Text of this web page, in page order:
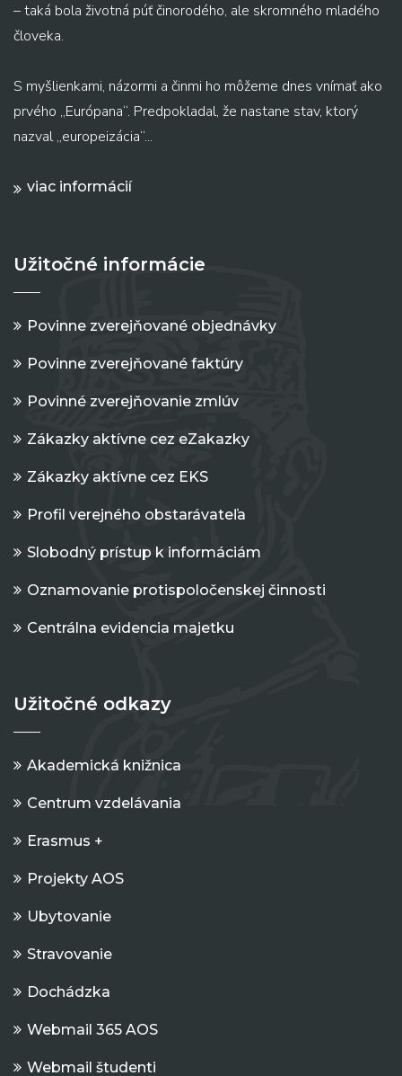
– taká bola životná púť činorodého, ale skromného mladého
človeka.
S myšlienkami, názormi a činmi ho môžeme dnes vnímať ako
prvého „Európana“. Predpokladal, že nastane stav, ktorý
nazval „europeizácia“...
viac informácií
Užitočné informácie
Povinne zverejňované objednávky
Povinne zverejňované faktúry
Povinné zverejňovanie zmlúv
Zákazky aktívne cez eZakazky
Zákazky aktívne cez EKS
Profil verejného obstarávateľa
Slobodný prístup k informáciám
Oznamovanie protispoločenskej činnosti
Centrálna evidencia majetku
Užitočné odkazy
Akademická knižnica
Centrum vzdelávania
Erasmus +
Projekty AOS
Ubytovanie
Stravovanie
Dochádzka
Webmail 365 AOS
Webmail študenti